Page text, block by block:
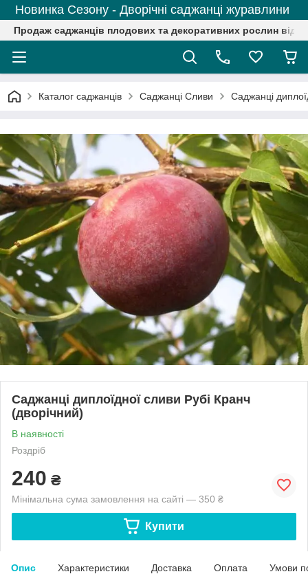
Новинка Сезону - Дворічні саджанці журавлини
Продаж саджанців плодових та декоративних рослин від
Каталог саджанців Саджанці Сливи Саджанці
Саджанці диплоїдної сливи Рубі Кранч
(дворічний)
В наявності
Роздріб
240 ₴
Мінімальна сума замовлення на сайті — 350 ₴
Купити
Опис Характеристики Доставка Оплата Умови